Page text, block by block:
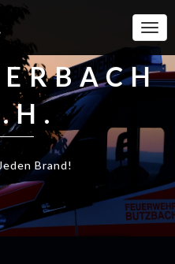
Brand!